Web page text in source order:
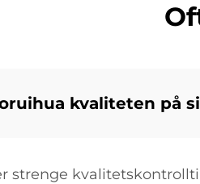
kvaliteten på
strenge